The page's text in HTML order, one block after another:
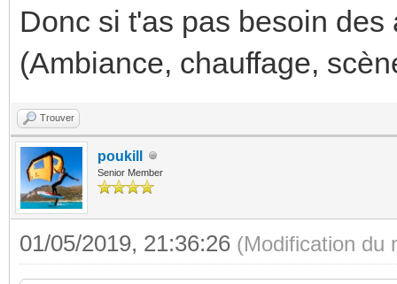
Donc si t'as pas besoin
(Ambiance, chauffage,
Trouver
poukill
Senior Member
01/05/2019, 21:36:26 (Modification du